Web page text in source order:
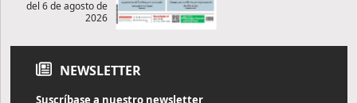
del 6 de agosto de
2026
NEWSLETTER
Suscríbase a nuestro newsletter